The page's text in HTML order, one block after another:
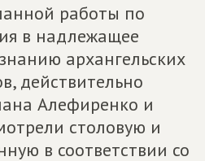
работы по
в надлежащее
архангельских
действительно
Алефиренко и
столовую и
в соответствии со